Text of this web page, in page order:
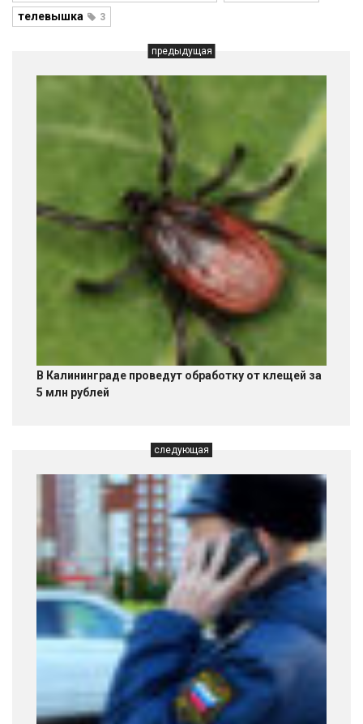
телевышка 3
предыдущая
В Калининграде проведут обработку от клещей за
5 млн рублей
следующая